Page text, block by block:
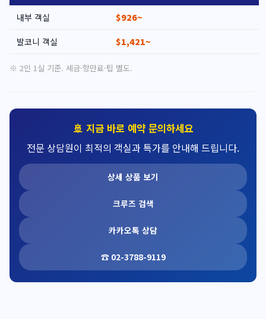
내부 객실
$926~
발코니 객실 $1,421~
※ 2인 1실 기준. 세금·항만료·팁 별도.
🚢 지금 바로 예약 문의하세요
전문 상담원이 최적의 객실과 특가를 안내해 드립니다.
상세 상품 보기
크루즈 검색
카카오톡 상담
☎ 02-3788-9119